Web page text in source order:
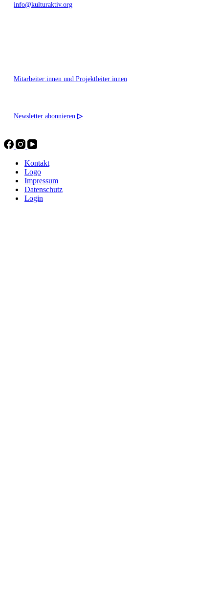
info@kulturaktiv.org
Mitarbeiter:innen und Projektleiter:innen
Newsletter abonnieren ▷
Kontakt
Logo
Impressum
Datenschutz
Login